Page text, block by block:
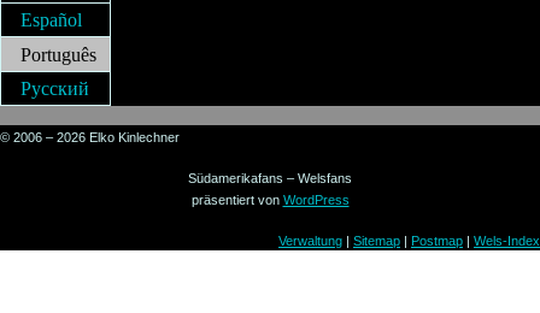
Español
Português
Русский
© 2006 – 2026 Elko Kinlechner
Südamerikafans – Welsfans
präsentiert von WordPress
Verwaltung Sitemap Postmap Wels-Index